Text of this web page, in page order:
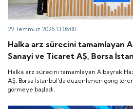
29 Temmuz 2026 13:06:00
Halka arz sürecini tamamlayan
Sanayi ve Ticaret AŞ, Borsa
gong töreniyle "ALBTN"
başladı.
Halka arz sürecini tamamlayan Albayrak
AŞ, Borsa İstanbul'da düzenlenen gong
görmeye başladı.